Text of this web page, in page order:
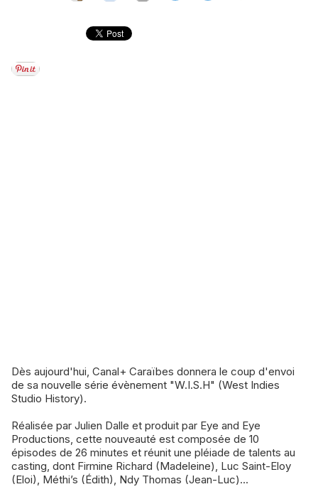
Dès aujourd'hui, Canal+ Caraïbes donnera le coup d'envoi
de sa nouvelle série évènement "W.I.S.H" (West Indies
Studio History).
Réalisée par Julien Dalle et produit par Eye and Eye
Productions, cette nouveauté est composée de 10
épisodes de 26 minutes et réunit une pléiade de talents au
casting, dont Firmine Richard (Madeleine), Luc Saint-Eloy
(Eloi), Méthi’s (Édith), Ndy Thomas (Jean-Luc)...